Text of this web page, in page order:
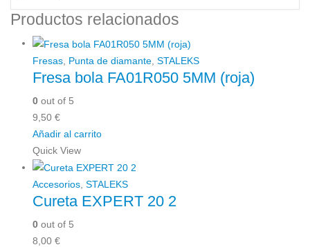
Productos relacionados
Fresas Punta de diamante STALEKS
Fresa bola FA01R050 5MM (roja)
0 out of 5
9,50 €
Añadir al carrito
Quick View
Accesorios STALEKS
Cureta EXPERT 20 2
0 out of 5
8,00 €